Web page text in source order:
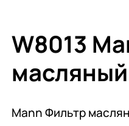
W8013
масляный
Mann Фильтр